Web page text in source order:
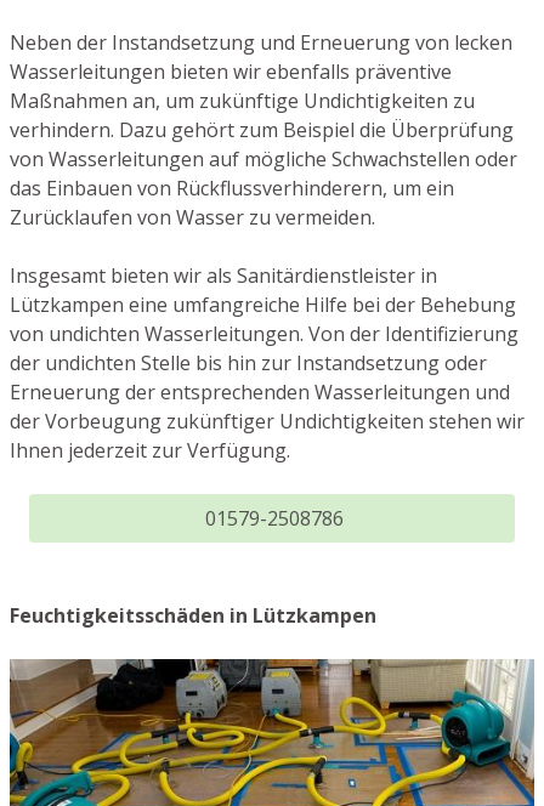
Neben der Instandsetzung und Erneuerung von lecken
Wasserleitungen bieten wir ebenfalls präventive
Maßnahmen an, um zukünftige Undichtigkeiten zu
verhindern. Dazu gehört zum Beispiel die Überprüfung
von Wasserleitungen auf mögliche Schwachstellen oder
das Einbauen von Rückflussverhinderern, um ein
Zurücklaufen von Wasser zu vermeiden.
Insgesamt bieten wir als Sanitärdienstleister in
Lützkampen eine umfangreiche Hilfe bei der Behebung
von undichten Wasserleitungen. Von der Identifizierung
der undichten Stelle bis hin zur Instandsetzung oder
Erneuerung der entsprechenden Wasserleitungen und
der Vorbeugung zukünftiger Undichtigkeiten stehen wir
Ihnen jederzeit zur Verfügung.
01579-2508786
Feuchtigkeitsschäden in Lützkampen